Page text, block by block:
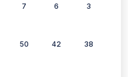
7 6 3
50 42 38